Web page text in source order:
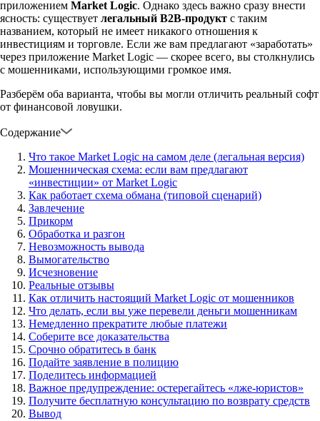
приложением Market Logic. Однако здесь важно сразу внести
ясность: существует легальный B2B-продукт с таким
названием, который не имеет никакого отношения к
инвестициям и торговле. Если же вам предлагают «заработать»
через приложение Market Logic — скорее всего, вы столкнулись
с мошенниками, использующими громкое имя.
Разберём оба варианта, чтобы вы могли отличить реальный софт
от финансовой ловушки.
Содержание
Что такое Market Logic на самом деле (легальная версия)
Мошенническая схема: если вам предлагают
«инвестиции» от Market Logic
Как работает схема обмана (типовой сценарий)
Завлечение
Прикорм
Обработка и разгон
Невозможность вывода
Вымогательство
Исчезновение
Реальные отзывы
Как отличить настоящий Market Logic от мошенников
Что делать, если вы уже перевели деньги мошенникам
Немедленно прекратите любые платежи
Соберите все доказательства
Срочно обратитесь в банк
Подайте заявление в полицию
Поделитесь информацией
Важное предупреждение: остерегайтесь «лже-юристов»
Получите бесплатную консультацию по возврату средств
Вывод